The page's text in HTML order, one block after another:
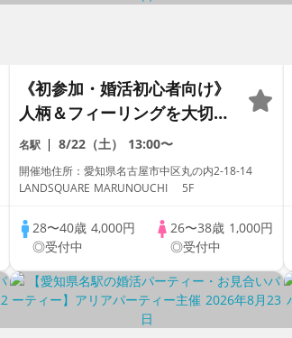
《初参加・婚活初心者向け》
人柄＆フィーリングを大切に
した出会い♡
名駅 8/22（土） 13:00〜
開催地住所：愛知県名古屋市中区丸の内2-18-14
LANDSQUARE MARUNOUCHI 5F
28〜40歳 4,000円
◎受付中
26〜38歳 1,000円
◎受付中